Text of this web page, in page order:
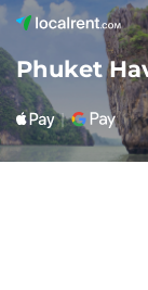
Phuket